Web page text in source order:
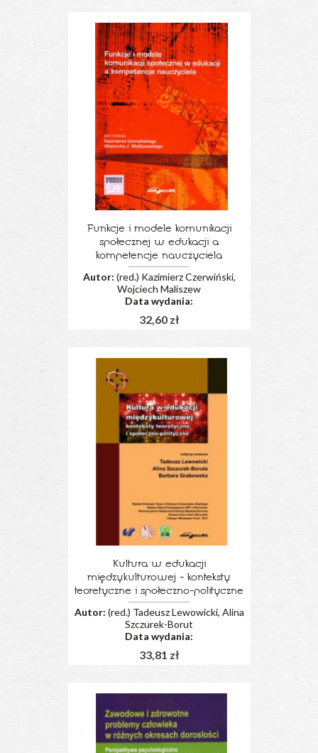
Funkcje i modele komunikacji
społecznej w edukacji a
kompetencje nauczyciela
Autor: (red.) Kazimierz Czerwiński,
Wojciech Maliszew
Data wydania:
32,60 zł
Kultura w edukacji
międzykulturowej - konteksty
teoretyczne i społeczno-polityczne
Autor: (red.) Tadeusz Lewowicki, Alina
Szczurek-Borut
Data wydania:
33,81 zł